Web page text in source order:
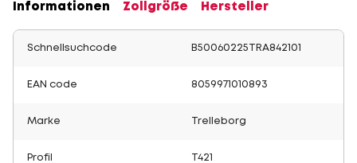
Informationen Zollgröße Hersteller
Schnellsuchcode B50060225TRA842101
EAN code 8059971010893
Marke Trelleborg
Profil T421